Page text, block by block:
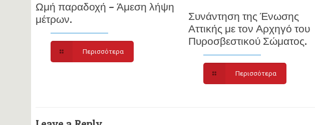
Ωμή παραδοχή – Άμεση λήψη
μέτρων.
Περισσότερα
Συνάντηση της Ένωσης
Αττικής με τον Αρχηγό του
Πυροσβεστικού Σώματος.
Περισσότερα